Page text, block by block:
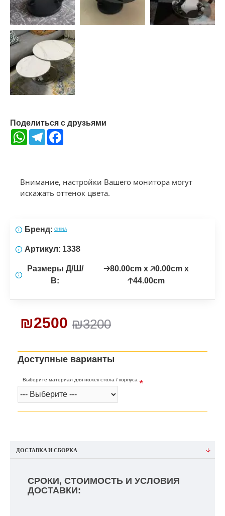
Поделиться с друзьями
WhatsAppTelegram
Внимание, настройки Вашего монитора могут
искажать оттенок цвета.
₪3200
₪2500
Бренд: CHINA
Артикул: 1338
Размеры Д/Ш/
В:
🡢80.00cm x 🡥0.00cm x
🡡44.00cm
Доступные варианты
Выберите материал для ножек стола / корпуса
ДОСТАВКА И СБОРКА
СРОКИ, СТОИМОСТЬ И УСЛОВИЯ
ДОСТАВКИ: